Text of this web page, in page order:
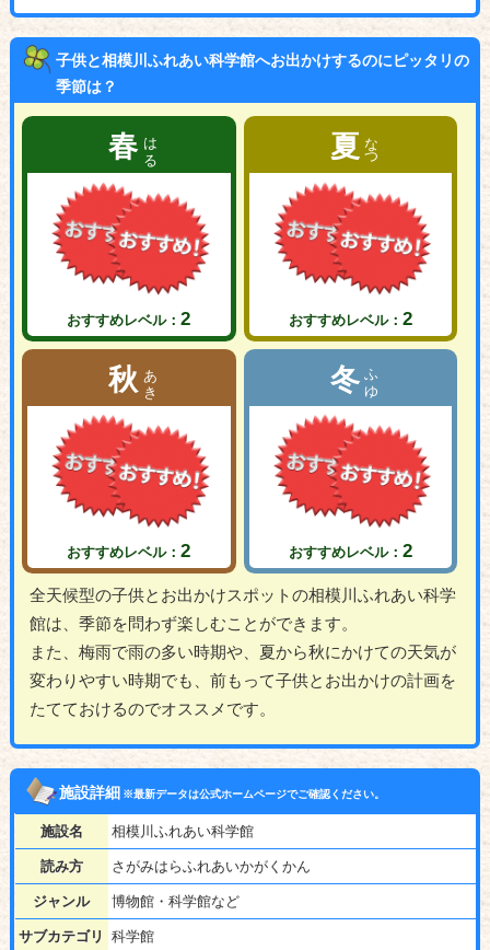
子供と相模川ふれあい科学館へお出かけするのにピッタリの
季節は？
春はる
おすすめレベル：2
夏なつ
おすすめレベル： 2
秋 あき
おすすめレベル：2
冬ふゆ
おすすめレベル： 2
全天候型の子供とお出かけスポットの相模川ふれあい科学
館は、季節を問わず楽しむことができます。
また、梅雨で雨の多い時期や、夏から秋にかけての天気が
変わりやすい時期でも、前もって子供とお出かけの計画を
たてておけるのでオススメです。
施設詳細※最新データは公式ホームページでご確認ください。
施設名 相模川ふれあい科学館
読み方 さがみはらふれあいかがくかん
ジャンル 博物館・科学館など
サブカテゴリ 科学館